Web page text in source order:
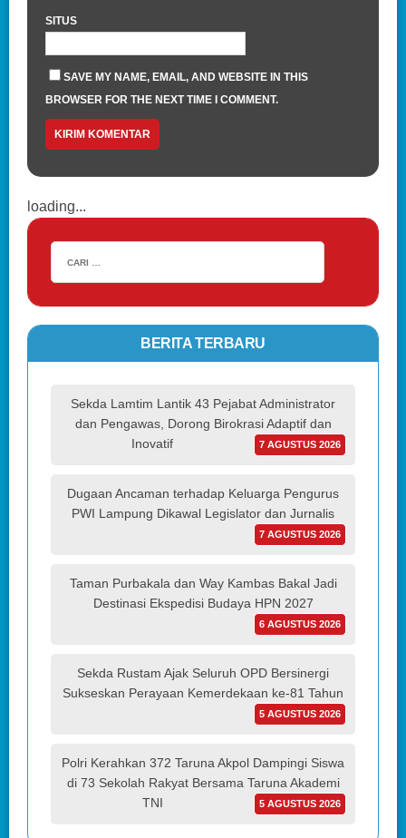
SITUS
SAVE MY NAME, EMAIL, AND WEBSITE IN THIS
BROWSER FOR THE NEXT TIME I COMMENT.
loading...
BERITA TERBARU
Sekda Lamtim Lantik 43 Pejabat Administrator
dan Pengawas, Dorong Birokrasi Adaptif dan
Inovatif
7 AGUSTUS 2026
Dugaan Ancaman terhadap Keluarga Pengurus
PWI Lampung Dikawal Legislator dan Jurnalis
7 AGUSTUS 2026
Taman Purbakala dan Way Kambas Bakal Jadi
Destinasi Ekspedisi Budaya HPN 2027
6 AGUSTUS 2026
Sekda Rustam Ajak Seluruh OPD Bersinergi
Sukseskan Perayaan Kemerdekaan ke-81 Tahun
5 AGUSTUS 2026
Polri Kerahkan 372 Taruna Akpol Dampingi Siswa
di 73 Sekolah Rakyat Bersama Taruna Akademi
TNI
5 AGUSTUS 2026